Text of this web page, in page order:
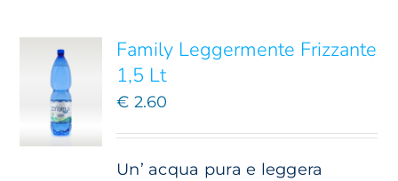
Family Leggermente Frizzante
1,5 Lt
€ 2.60
Un’ acqua pura e leggera